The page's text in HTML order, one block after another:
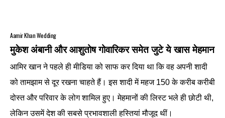
Aamir Khan Wedding
मुकेश अंबानी और आशुतोष गोवारिकर समेत जुटे ये खास मेहमान
आमिर खान ने पहले ही मीडिया को साफ कर दिया था कि वह अपनी शादी
को तामझाम से दूर रखना चाहते हैं। इस शादी में महज 150 के करीब करीबी
दोस्त और परिवार के लोग शामिल हुए। मेहमानों की लिस्ट भले ही छोटी थी,
लेकिन उसमें देश की सबसे प्रभावशाली हस्तियां मौजूद थीं।